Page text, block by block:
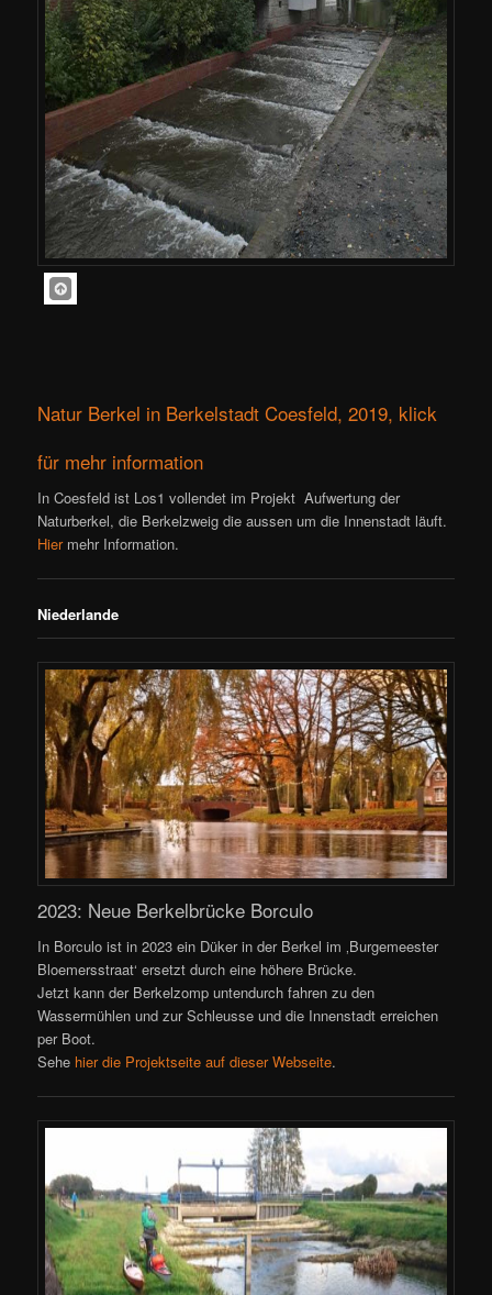
Natur Berkel in Berkelstadt Coesfeld, 2019, klick
für mehr information
In Coesfeld ist Los1 vollendet im Projekt Aufwertung der
Naturberkel, die Berkelzweig die aussen um die Innenstadt läuft.
Hiermehr Information.
Niederlande
2023: Neue Berkelbrücke Borculo
In Borculo ist in 2023 ein Düker in der Berkel im ‚Burgemeester
Bloemersstraat‘ ersetzt durch eine höhere Brücke.
Jetzt kann der Berkelzomp untendurch fahren zu den
Wassermühlen und zur Schleusse und die Innenstadt erreichen
per Boot.
Sehe hier die Projektseite auf dieser Webseite.